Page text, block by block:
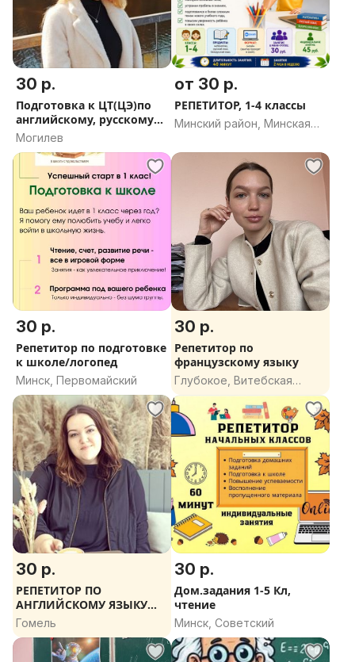
30 р.
Подготовка к ЦТ(ЦЭ)по
английскому, русскому
языкам
Могилев
от 30 р.
РЕПЕТИТОР, 1-4 классы
Минский район, Минская
30 р.
Репетитор по подготовке
к школе/логопед
Минск, Первомайский
30 р.
Репетитор по
французскому языку
Глубокое, Витебская
область
30 р.
РЕПЕТИТОР ПО
АНГЛИЙСКОМУ ЯЗЫКУ
(НОВЫЙ УНИВЕРМАГ)
Гомель
30 р.
Дом.задания 1-5 Кл,
чтение
Минск, Советский